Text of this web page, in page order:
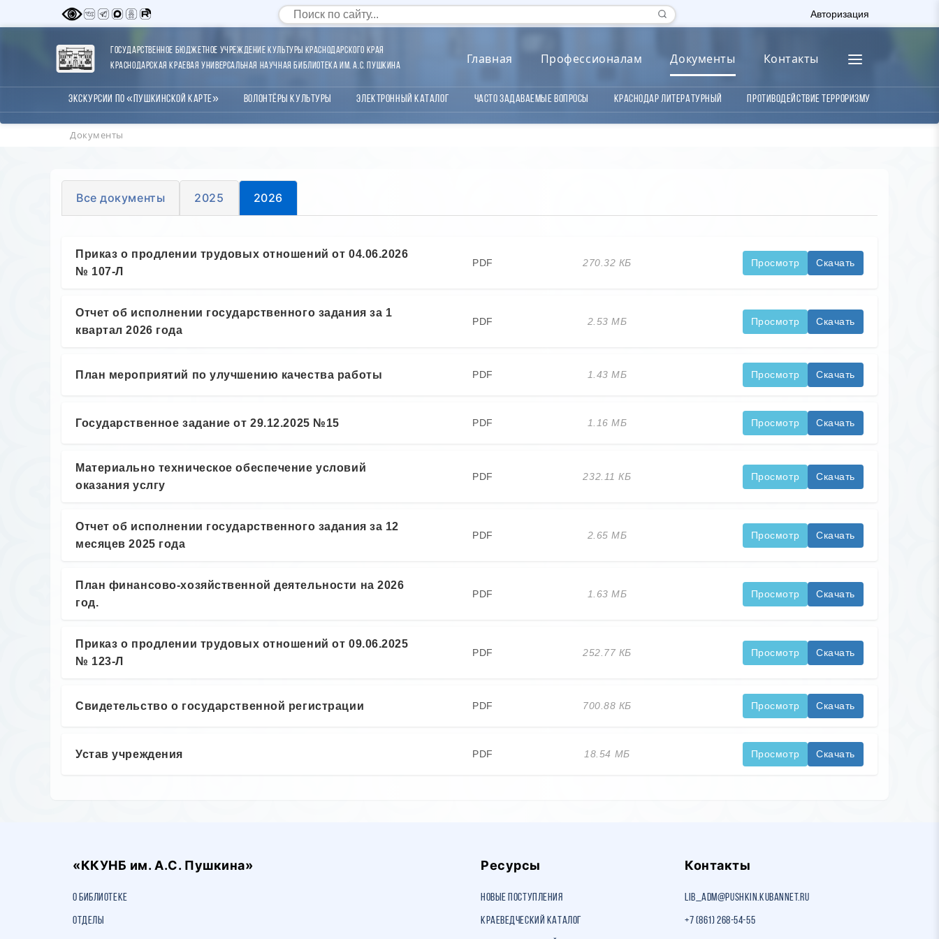
Авторизация
Государственное бюджетное учреждение культуры Краснодарского края
Краснодарская краевая универсальная научная библиотека им. А.С. Пушкина
Главная Профессионалам Документы Контакты
Экскурсии по «Пушкинской карте» Волонтёры Культуры Электронный каталог Часто задаваемые вопросы Краснодар литературный Противодействие терроризму
Документы
Все документы 2025 2026
Приказ о продлении трудовых отношений от 04.06.2026
№ 107-Л
PDF 270.32 КБ Просмотр Скачать
Отчет об исполнении государственного задания за 1
квартал 2026 года
PDF 2.53 МБ Просмотр Скачать
План мероприятий по улучшению качества работы PDF 1.43 МБ Просмотр Скачать
Государственное задание от 29.12.2025 №15 PDF 1.16 МБ Просмотр Скачать
Материально техническое обеспечение условий
оказания услгу
PDF 232.11 КБ Просмотр Скачать
Отчет об исполнении государственного задания за 12
месяцев 2025 года
PDF 2.65 МБ Просмотр Скачать
План финансово-хозяйственной деятельности на 2026
год.
PDF 1.63 МБ Просмотр Скачать
Приказ о продлении трудовых отношений от 09.06.2025
№ 123-Л
PDF 252.77 КБ Просмотр Скачать
Свидетельство о государственной регистрации PDF 700.88 КБ Просмотр Скачать
Устав учреждения PDF 18.54 МБ Просмотр Скачать
«ККУНБ им. А.С. Пушкина»
О библиотеке
Отделы
Ресурсы
Новые поступления
Краеведческий каталог
Контакты
lib_adm@pushkin.kubannet.ru
+7 (861) 268-54-55